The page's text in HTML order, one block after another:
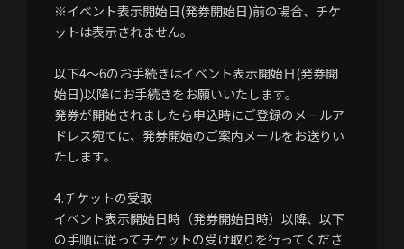
※イベント表示開始日(発券開始日)前の場合、チケ
ットは表示されません。
以下4～6のお手続きはイベント表示開始日(発券開
始日)以降にお手続きをお願いいたします。
発券が開始されましたら申込時にご登録のメールア
ドレス宛てに、発券開始のご案内メールをお送りい
たします。
4.チケットの受取
イベント表示開始日時（発券開始日時）以降、以下
の手順に従ってチケットの受け取りを行ってくださ